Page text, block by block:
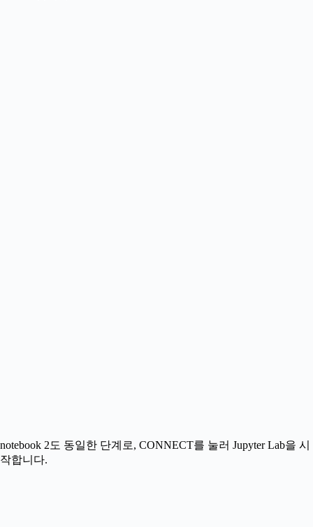
notebook 2도 동일한 단계로, CONNECT를 눌러 Jupyter Lab을 시
작합니다.